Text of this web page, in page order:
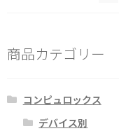
商品カテゴリー
コンピュロックス
デバイス別